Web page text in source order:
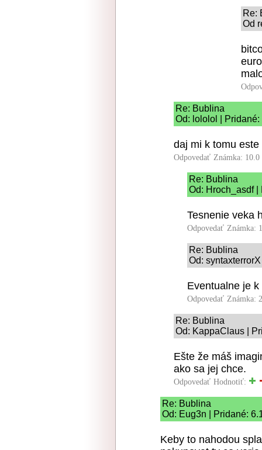
Re:
Od
Re: Bublina
Od: lololol |
daj mi k tomu
Odpovedať Známka: 10.0
Re: Bublina
Od: Hroch_asdf |
Tesnenie veka
Odpovedať Známka:
Re: Bublina
Od:
Eventualne je
Odpovedať Známka:
Re: Bublina
Od: KappaClaus |
Ešte že máš
ako sa jej chce.
Odpovedať Hodnotiť:
Re: Bublina
Od: Eug3n | Pridané:
Keby to nahodou